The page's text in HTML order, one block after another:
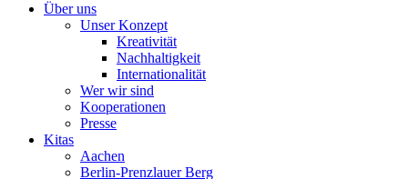
Über uns
Unser Konzept
Kreativität
Nachhaltigkeit
Internationalität
Wer wir sind
Kooperationen
Presse
Kitas
Aachen
Berlin-Prenzlauer Berg